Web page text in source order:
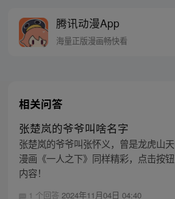
密，张楚岚的生活被彻底
同踏上“异人”之旅。
腾讯动漫App
海量正版漫画畅快看
相关问答
张楚岚的爷爷叫啥名字
张楚岚的爷爷叫张怀义，曾是龙虎山
漫画《一人之下》同样精彩，点击按
内容！
1 个回答 2024年11月04日 04:40